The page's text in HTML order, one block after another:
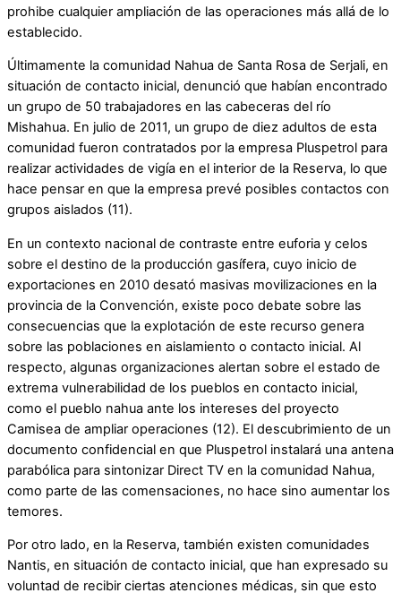
prohibe cualquier ampliación de las operaciones más allá de lo
establecido.
Últimamente la comunidad Nahua de Santa Rosa de Serjali, en
situación de contacto inicial, denunció que habían encontrado
un grupo de 50 trabajadores en las cabeceras del río
Mishahua. En julio de 2011, un grupo de diez adultos de esta
comunidad fueron contratados por la empresa Pluspetrol para
realizar actividades de vigía en el interior de la Reserva, lo que
hace pensar en que la empresa prevé posibles contactos con
grupos aislados (11).
En un contexto nacional de contraste entre euforia y celos
sobre el destino de la producción gasífera, cuyo inicio de
exportaciones en 2010 desató masivas movilizaciones en la
provincia de la Convención, existe poco debate sobre las
consecuencias que la explotación de este recurso genera
sobre las poblaciones en aislamiento o contacto inicial. Al
respecto, algunas organizaciones alertan sobre el estado de
extrema vulnerabilidad de los pueblos en contacto inicial,
como el pueblo nahua ante los intereses del proyecto
Camisea de ampliar operaciones (12). El descubrimiento de un
documento confidencial en que Pluspetrol instalará una antena
parabólica para sintonizar Direct TV en la comunidad Nahua,
como parte de las comensaciones, no hace sino aumentar los
temores.
Por otro lado, en la Reserva, también existen comunidades
Nantis, en situación de contacto inicial, que han expresado su
voluntad de recibir ciertas atenciones médicas, sin que esto